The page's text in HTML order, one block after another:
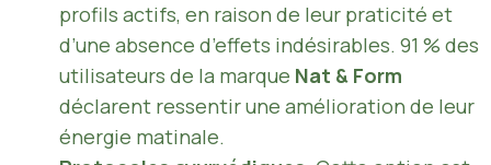
profils actifs, en raison de leur praticité et
d’une absence d’effets indésirables. 91 % des
utilisateurs de la marque Nat & Form
déclarent ressentir une amélioration de leur
énergie matinale.